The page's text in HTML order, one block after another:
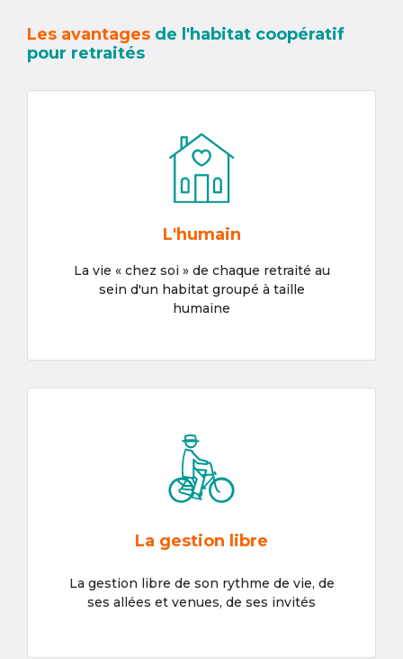
Les avantages de l'habitat coopératif
pour retraités
L'humain
La vie « chez soi » de chaque retraité au
sein d'un habitat groupé à taille
humaine
La gestion libre
La gestion libre de son rythme de vie, de
ses allées et venues, de ses invités